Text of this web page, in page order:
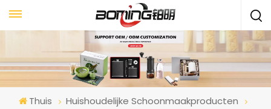
Thuis
Huishoudelijke Schoonmaakproducten